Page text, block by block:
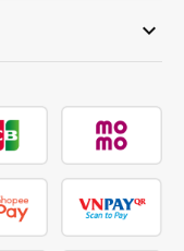
keyboard_arrow_down